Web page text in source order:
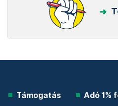
Támogatás Adó 1%